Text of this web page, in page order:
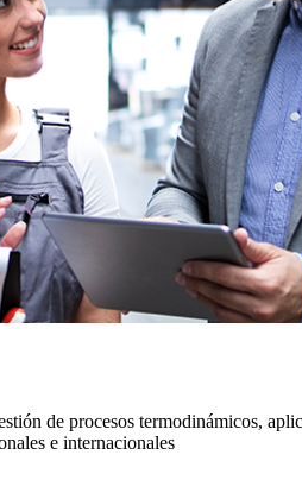
de procesos termodinámicos,
e internacionales